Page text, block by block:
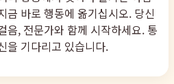
금 바로 행동에 옮기십시오. 당신
음, 전문가와 함께 시작하세요. 통
을 기다리고 있습니다.